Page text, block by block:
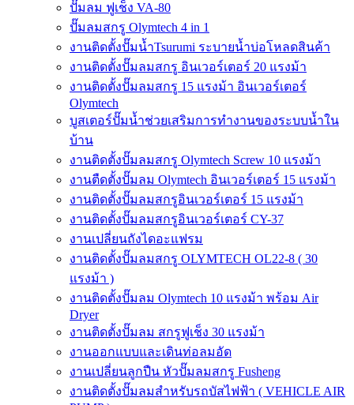
ปั๊มลม ฟูเช็ง VA-80
ปั๊มลมสกรู Olymtech 4 in 1
งานติดตั้งปั๊มน้ำTsurumi ระบายน้ำบ่อโหลดสินค้า
งานติดตั้งปั๊มลมสกรู อินเวอร์เตอร์ 20 แรงม้า
งานติดตั้งปั๊มลมสกรู 15 แรงม้า อินเวอร์เตอร์
Olymtech
บูสเตอร์ปั๊มน้ำช่วยเสริมการทำงานของระบบน้ำใน
บ้าน
งานติดตั้งปั๊มลมสกรู Olymtech Screw 10 แรงม้า
งานตืดตั้งปั๊มลม Olymtech อินเวอร์เตอร์ 15 แรงม้า
งานติดตั้งปั๊มลมสกรูอินเวอร์เตอร์ 15 แรงม้า
งานติดตั้งปั๊มลมสกรูอินเวอร์เตอร์ CY-37
งานเปลี่ยนถังไดอะแฟรม
งานติดตั้งปั๊มลมสกรู OLYMTECH OL22-8 ( 30
แรงม้า )
งานติดตั้งปั๊มลม Olymtech 10 แรงม้า พร้อม Air
Dryer
งานติดตั้งปั๊มลม สกรูฟูเช็ง 30 แรงม้า
งานออกแบบและเดินท่อลมอัด
งานเปลี่ยนลูกปืน หัวปั๊มลมสกรู Fusheng
งานติดตั้งปั๊มลมสำหรับรถบัสไฟฟ้า ( VEHICLE AIR